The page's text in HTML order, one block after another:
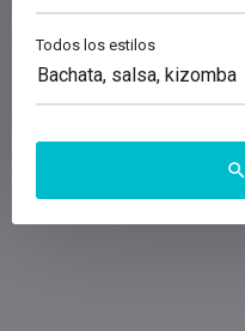
Todos los estilos
Bachata, salsa, kizomba
search